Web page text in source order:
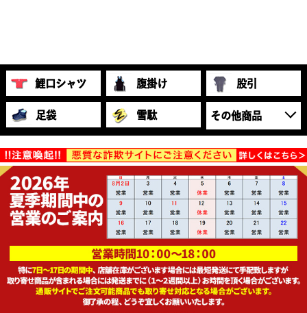
鯉口シャツ 腹掛け 股引
足袋 雪駄 その他商品